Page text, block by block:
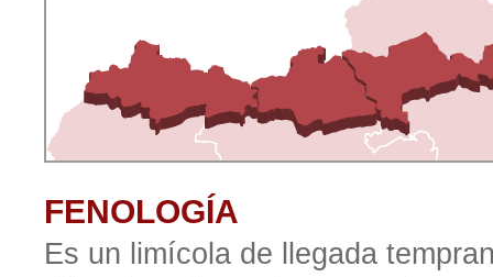
FENOLOGÍA
Es un limícola de llegada